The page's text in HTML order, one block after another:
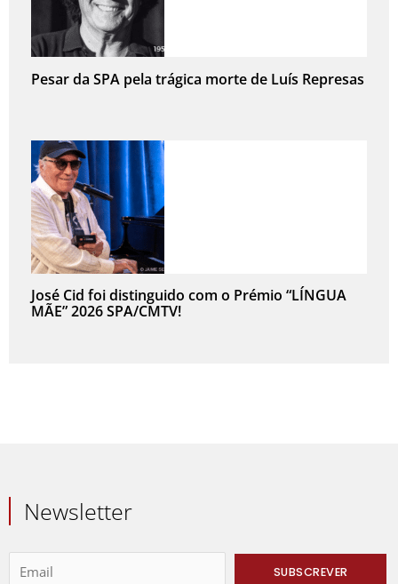
Pesar da SPA pela trágica morte de Luís Represas
José Cid foi distinguido com o Prémio “LÍNGUA
MÃE” 2026 SPA/CMTV!
Newsletter